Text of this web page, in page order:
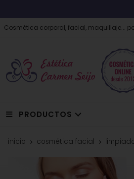
Cosmética corporal, facial, maquillaje...
PRODUCTOS
inicio cosmética facial